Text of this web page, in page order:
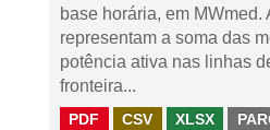
base horária, em MWmed.
representam a soma das
potência ativa nas linhas
fronteira...
PDF CSV XLSX